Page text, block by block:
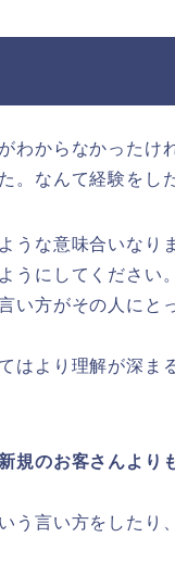
わからなかったけ
。なんて経験をし
うな意味合いなり
うにしてください。
い方がその人にと
はより理解が深ま
新規のお客さんより
う言い方をしたり、